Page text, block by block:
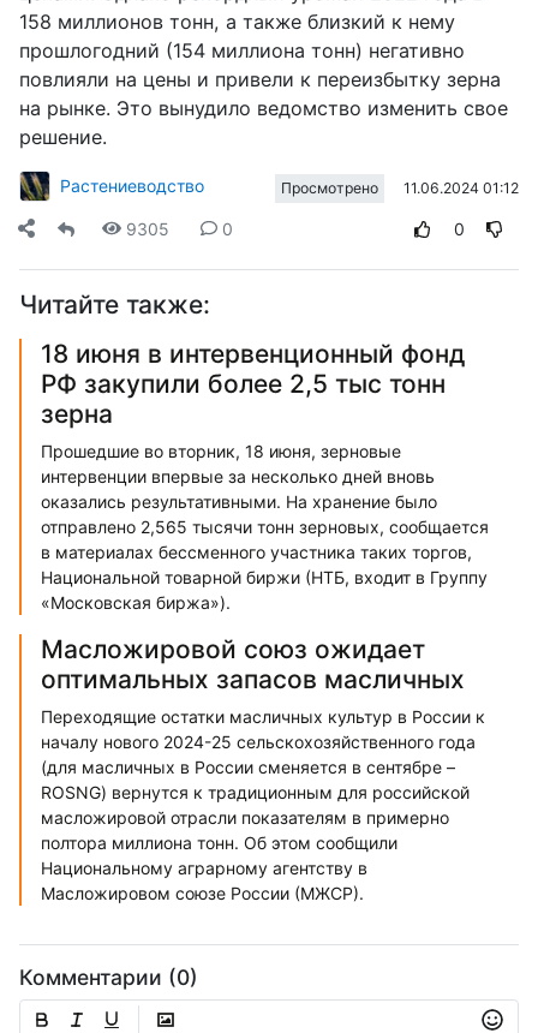
158 миллионов тонн, а также близкий к нему
прошлогодний (154 миллиона тонн) негативно
повлияли на цены и привели к переизбытку зерна
на рынке. Это вынудило ведомство изменить свое
решение.
Растениеводство Просмотрено 11.06.2024 01:12
9305 0 0
Читайте также:
18 июня в интервенционный фонд
РФ закупили более 2,5 тыс тонн
зерна
Прошедшие во вторник, 18 июня, зерновые
интервенции впервые за несколько дней вновь
оказались результативными. На хранение было
отправлено 2,565 тысячи тонн зерновых, сообщается
в материалах бессменного участника таких торгов,
Национальной товарной биржи (НТБ, входит в Группу
«Московская биржа»).
Масложировой союз ожидает
оптимальных запасов масличных
Переходящие остатки масличных культур в России к
началу нового 2024-25 сельскохозяйственного года
(для масличных в России сменяется в сентябре –
ROSNG) вернутся к традиционным для российской
масложировой отрасли показателям в примерно
полтора миллиона тонн. Об этом сообщили
Национальному аграрному агентству в
Масложировом союзе России (МЖСР).
Комментарии (0)